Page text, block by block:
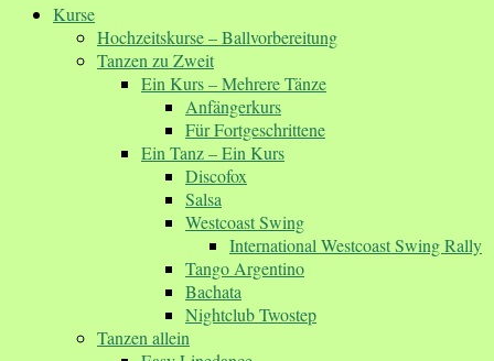
Kurse
Hochzeitskurse – Ballvorbereitung
Tanzen zu Zweit
Ein Kurs – Mehrere Tänze
Anfängerkurs
Für Fortgeschrittene
Ein Tanz – Ein Kurs
Discofox
Salsa
Westcoast Swing
International Westcoast Swing Rally
Tango Argentino
Bachata
Nightclub Twostep
Tanzen allein